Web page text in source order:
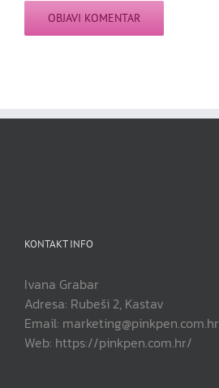
KONTAKT INFO
Ivana Grabar
Adresa: Rubeši 2, Kastav
Email: marketing@pinkpen.com.hr
Web: https://pinkpen.com.hr/